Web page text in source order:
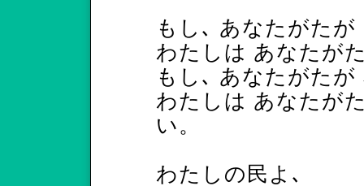
もし､ あなたがた
わたしは あなたが
もし､ あなたがた
わたしは あなたが
い。
わたしの民よ､